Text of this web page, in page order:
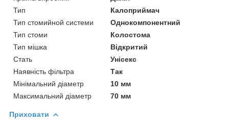
Тип
Калоприймач
Тип стомийной системи
Однокомпонентний
Тип стоми
Колостома
Тип мішка
Відкритий
Стать
Унісекс
Наявність фільтра
Так
Мінімальний діаметр
10 мм
Максимальний діаметр
70 мм
Приховати